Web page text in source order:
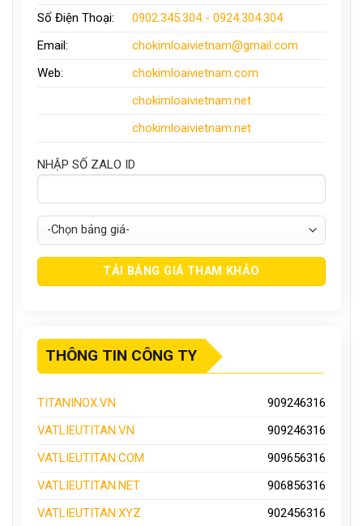
Số Điện Thoại:
0902.345.304 - 0924.304.304
Email:
chokimloaivietnam@gmail.com
Web:
chokimloaivietnam.com
chokimloaivietnam.net
chokimloaivietnam.net
NHẬP SỐ ZALO ID
THÔNG TIN CÔNG TY
TITANINOX.VN
909246316
VATLIEUTITAN.VN
909246316
VATLIEUTITAN.COM
909656316
VATLIEUTITAN.NET
906856316
VATLIEUTITAN.XYZ
902456316